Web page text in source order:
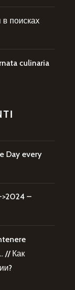
поисках
culinaria
Day every
–
// Как